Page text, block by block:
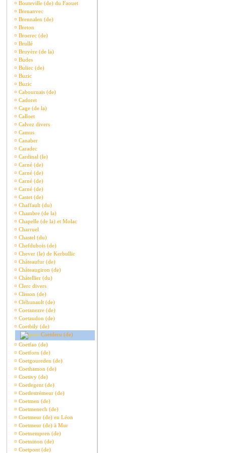
¤ Bouteville (de) du Faouet
¤ Brenanvec
¤ Brennalen (de)
¤ Breton
¤ Broerec (de)
¤ Brullé
¤ Bruyère (de la)
¤ Budes
¤ Buliec (de)
¤ Buzic
¤ Buzic
¤ Cabournais (de)
¤ Cadoret
¤ Cage (de la)
¤ Calloet
¤ Calvez divers
¤ Camus
¤ Canaber
¤ Caradec
¤ Cardinal (le)
¤ Carné (de)
¤ Carné (de)
¤ Carné (de)
¤ Carné (de)
¤ Castet (de)
¤ Chaffault (du)
¤ Chambre (de la)
¤ Chapelle (de la) et Molac
¤ Charruel
¤ Chastel (du)
¤ Chefdubois (de)
¤ Chever (le) de Kerbullic
¤ Châteaufur (de)
¤ Châteaugiron (de)
¤ Châtellier (du)
¤ Clerc divers
¤ Clisson (de)
¤ Cléhunault (de)
¤ Coetanezre (de)
¤ Coetaudon (de)
¤ Coetbily (de)
Coetderu (de)
¤ Coetfao (de)
¤ Coetforn (de)
¤ Coetgoureden (de)
¤ Coethamon (de)
¤ Coetivy (de)
¤ Coetlegent (de)
¤ Coetlestrémeur (de)
¤ Coetmen (de)
¤ Coetmenech (de)
¤ Coetmeur (de) en Léon
¤ Coetmeur (de) à Mur
¤ Coetnempren (de)
¤ Coetninon (de)
¤ Coetpont (de)